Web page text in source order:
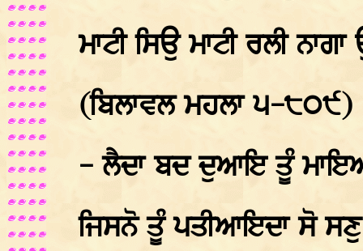
ਮਾਟੀ ਸਿਉ ਮਾਟੀ ਰਲੀ
(ਬਿਲਾਵਲ ਮਹਲਾ ੫-੮੦੯)
- ਲੈਦਾ ਬਦ ਦੁਆਇ ਤੂੰ
ਜਿਸਨੋ ਤੂੰ ਪਤੀਆਇਦਾ ਸੋ